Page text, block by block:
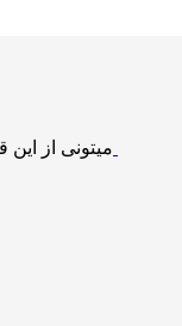
میتونی از